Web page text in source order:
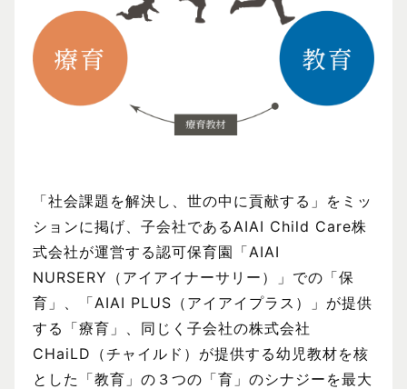
「社会課題を解決し、世の中に貢献する」をミッ
ションに掲げ、子会社であるAIAI Child Care株
式会社が運営する認可保育園「AIAI
NURSERY（アイアイナーサリー）」での「保
育」、「AIAI PLUS（アイアイプラス）」が提供
する「療育」、同じく子会社の株式会社
CHaiLD（チャイルド）が提供する幼児教材を核
とした「教育」の３つの「育」のシナジーを最大